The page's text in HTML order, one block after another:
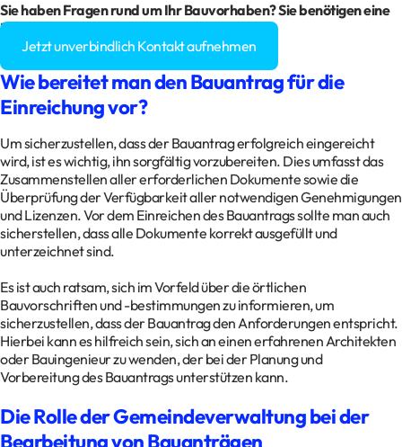
Sie haben Fragen rund um IhrBauvorhaben? Sie benötigen eine
Baugenehmigung?
Jetzt unverbindlich Kontakt aufnehmen
Wie bereitet man den Bauantrag für die
Einreichung vor?
Um sicherzustellen, dass der Bauantrag erfolgreich eingereicht
wird, ist es wichtig, ihn sorgfältig vorzubereiten. Dies umfasst das
Zusammenstellen aller erforderlichen Dokumente sowie die
Überprüfung der Verfügbarkeit aller notwendigen Genehmigungen
und Lizenzen. Vor dem Einreichen des Bauantrags sollte man auch
sicherstellen, dass alle Dokumente korrekt ausgefüllt und
unterzeichnet sind.
Es ist auch ratsam, sich im Vorfeld über die örtlichen
Bauvorschriften und -bestimmungen zu informieren, um
sicherzustellen, dass der Bauantrag den Anforderungen entspricht.
Hierbei kann es hilfreich sein, sich an einen erfahrenen Architekten
oder Bauingenieur zu wenden, der bei der Planung und
Vorbereitung des Bauantrags unterstützen kann.
Die Rolle der Gemeindeverwaltung bei der
Bearbeitung von Bauanträgen